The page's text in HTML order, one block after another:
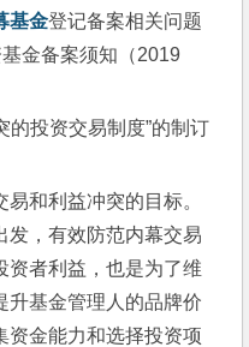
基金登记备案相关问题
金备案须知（2019
的投资交易制度”的制订
和利益冲突的目标。
发，有效防范内幕交易
资者利益，也是为了维
升基金管理人的品牌价
资金能力和选择投资项